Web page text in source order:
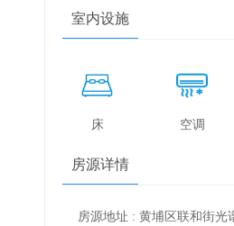
室内设施
床 空调
房源详情
房源地址 : 黄埔区联和街光